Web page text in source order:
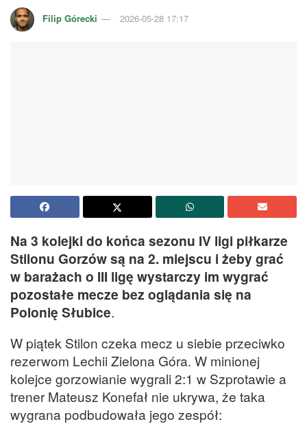
Filip Górecki 2026-05-28 17:17
Na 3 kolejki do końca sezonu IV ligi piłkarze
Stilonu Gorzów są na 2. miejscu i żeby grać
w barażach o III ligę wystarczy im wygrać
pozostałe mecze bez oglądania się na
Polonię Słubice.
W piątek Stilon czeka mecz u siebie przeciwko
rezerwom Lechii Zielona Góra. W minionej
kolejce gorzowianie wygrali 2:1 w Szprotawie a
trener Mateusz Konefał nie ukrywa, że taka
wygrana podbudowała jego zespół: